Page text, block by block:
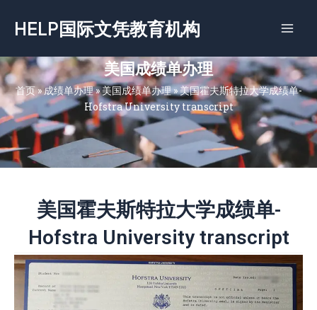
容
HELP国际文凭教育机构
美国成绩单办理
首页»成绩单办理»美国成绩单办理»美国霍夫斯特拉大学成绩单-
Hofstra University transcript
美国霍夫斯特拉大学成绩单-
Hofstra University transcript